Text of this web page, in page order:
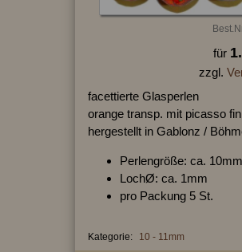
für
zzgl.
facettierte Glasperlen
orange transp. mit picasso
hergestellt in Gablonz /
Perlengröße: ca. 10mm
LochØ: ca. 1mm
pro Packung 5 St.
Kategorie: 10 - 11mm